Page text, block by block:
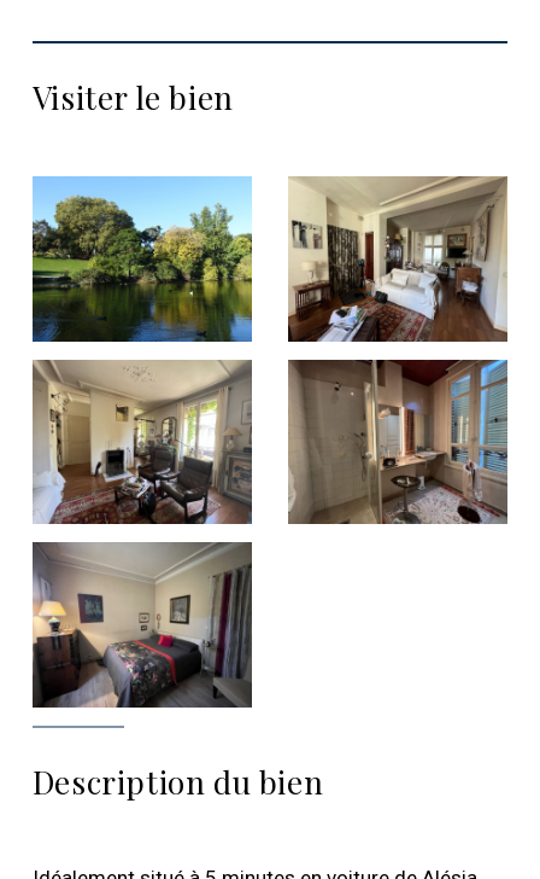
Visiter le bien
Description du bien